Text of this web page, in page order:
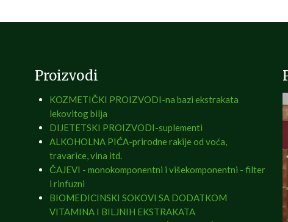
Proizvodi
KOZMETIČKI PROIZVODI-na bazi ekstrakata
lekovitog bilja
DIJETETSKI PROIZVODI-suplementi
ALKOHOLNA PIĆA-prirodne rakije od voća,
travarice, vina itd.
ČAJEVI - monokomponentni i višekomponentni - filter
i rinfuzni
BIOMEDICINSKI SOKOVI SA DODATKOM
VITAMINA I BILJNIH EKSTRAKATA